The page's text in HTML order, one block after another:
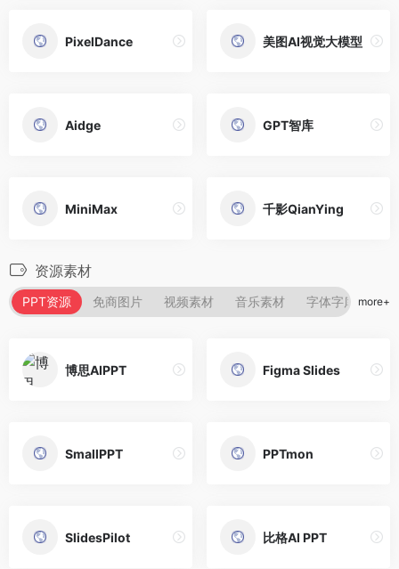
PixelDance 美图AI视觉大模型
Aidge GPT智库
MiniMax 千影QianYing
资源素材
PPT资源 免商图片 视频素材 音乐素材 字体字库 剧
more+
博思AIPPT Figma Slides
SmallPPT PPTmon
SlidesPilot 比格AI PPT